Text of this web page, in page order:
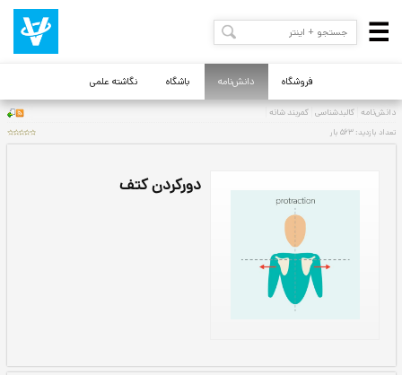
فروشگاه دانش‌نامه باشگاه نگاشته علمی
دورکردن کتف